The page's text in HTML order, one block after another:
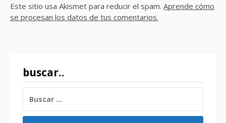
Este sitio usa Akismet para reducir el spam. Aprende cómo
se procesan los datos de tus comentarios.
buscar..